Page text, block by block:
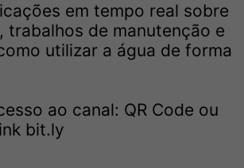
em tempo real sobre
trabalhos de manutenção e
utilizar a água de forma
ao canal: QR Code ou
bit.ly